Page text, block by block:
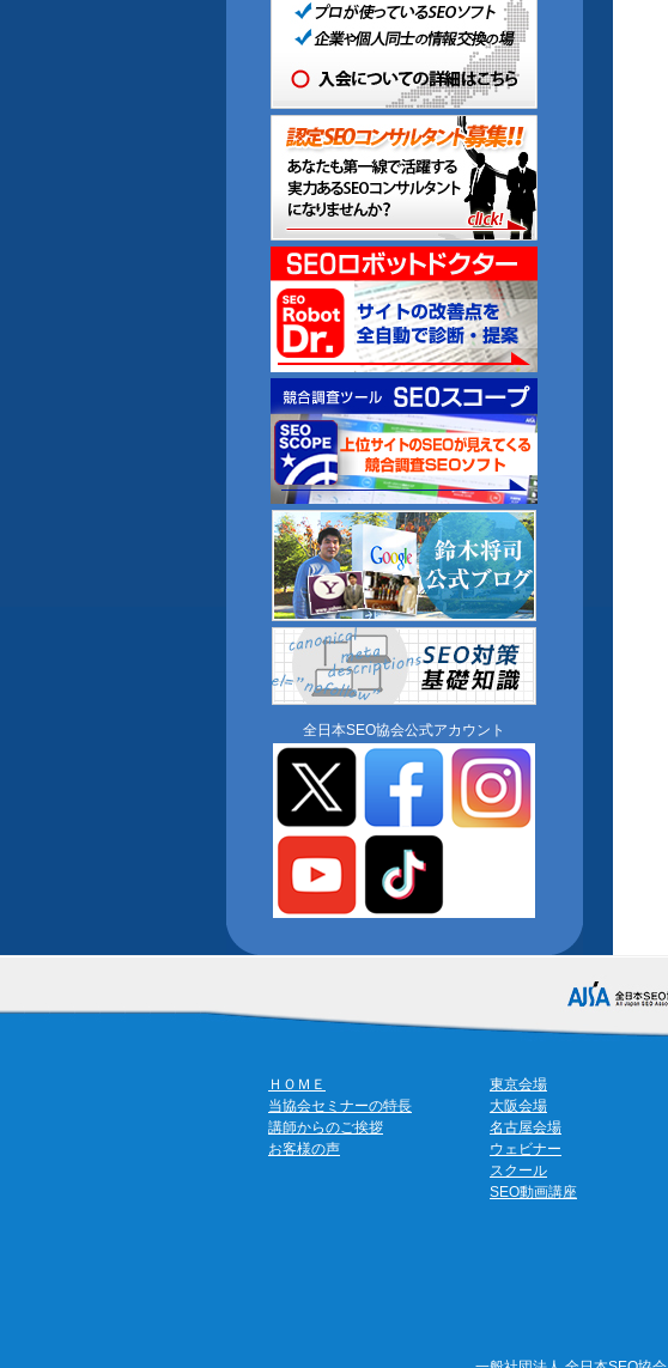
全日本SEO協会公式アカウント
ＨＯＭＥ
当協会セミナーの特長
講師からのご挨拶
お客様の声
東京会場
大阪会場
名古屋会場
ウェビナー
スクール
SEO動画講座